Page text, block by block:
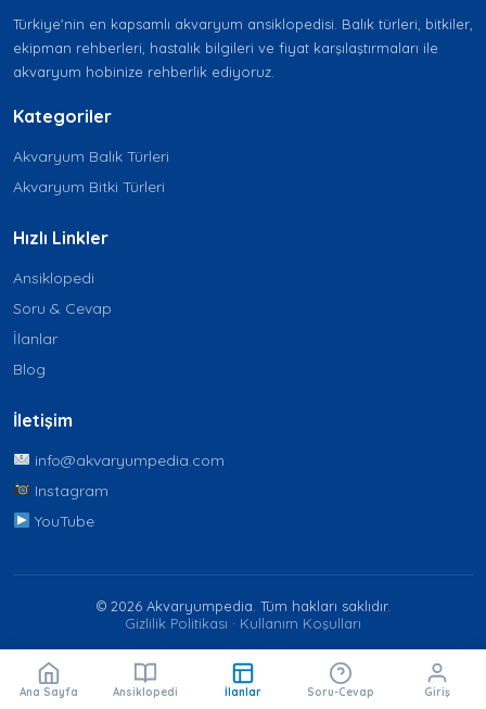
Türkiye'nin en kapsamlı akvaryum ansiklopedisi. Balık türleri, bitkiler,
ekipman rehberleri, hastalık bilgileri ve fiyat karşılaştırmaları ile
akvaryum hobinize rehberlik ediyoruz.
Kategoriler
Akvaryum Balık Türleri
Akvaryum Bitki Türleri
Hızlı Linkler
Ansiklopedi
Soru & Cevap
İlanlar
Blog
İletişim
info@akvaryumpedia.com
Instagram
YouTube
© 2026 Akvaryumpedia. Tüm hakları saklıdır.
Gizlilik Politikası · Kullanım Koşulları
Ana Sayfa Ansiklopedi İlanlar Soru-Cevap Giriş